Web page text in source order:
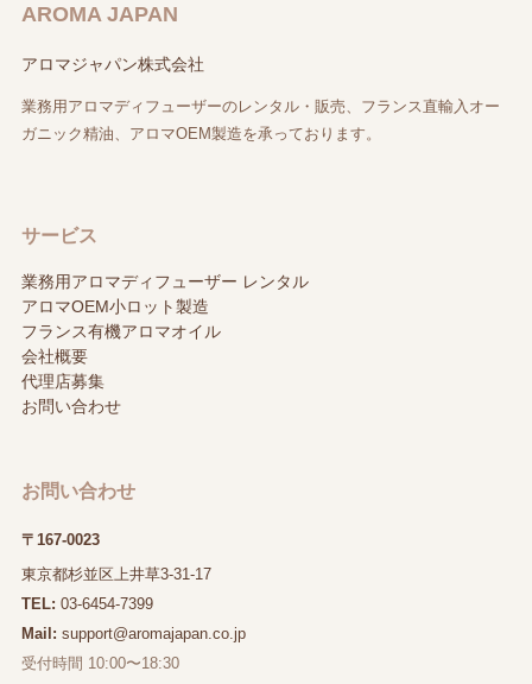
AROMA JAPAN
アロマジャパン株式会社
業務用アロマディフューザーのレンタル・販売、フランス直輸入オー
ガニック精油、アロマOEM製造を承っております。
サービス
業務用アロマディフューザー レンタル
アロマOEM小ロット製造
フランス有機アロマオイル
会社概要
代理店募集
お問い合わせ
お問い合わせ
〒167-0023
東京都杉並区上井草3-31-17
TEL: 03-6454-7399
Mail: support@aromajapan.co.jp
受付時間 10:00〜18:30